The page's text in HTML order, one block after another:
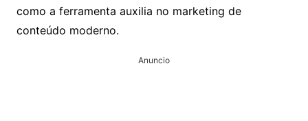
como a ferramenta auxilia no marketing de
conteúdo moderno.
Anuncio